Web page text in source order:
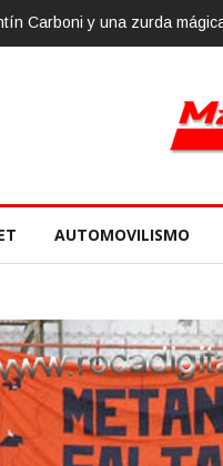
Carboni y una zurda mágica
AUTOMOVILISMO